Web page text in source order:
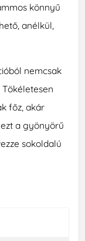
könnyű
anélkül,
nemcsak
főz, akár
a gyönyörű
sokoldalú